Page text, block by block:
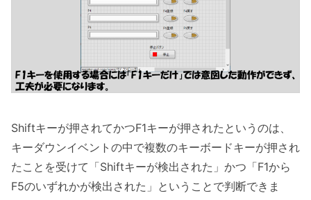
Shiftキーが押されてかつF1キーが押されたというのは、
キーダウンイベントの中で複数のキーボードキーが押され
たことを受けて「Shiftキーが検出された」かつ「F1から
F5のいずれかが検出された」ということで判断できま